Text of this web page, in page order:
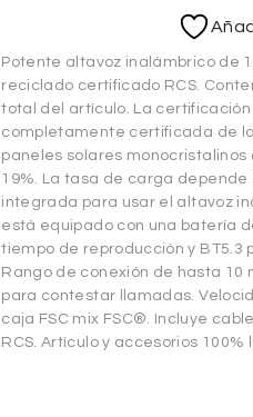
Potente altavoz inalámbrico de
reciclado certificado RCS.
total del artículo. La
completamente certificada de
paneles solares
19%. La tasa de carga depende
integrada para usar el altavoz
está equipado con una batería
tiempo de reproducción y BT5.3
Rango de conexión de hasta 10
para contestar llamadas.
caja FSC mix FSC®. Incluye
RCS. Artículo y accesorios 100%